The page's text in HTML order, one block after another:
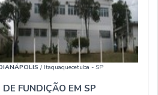
/ Itaquaquecetuba - SP
DE FUNDIÇÃO EM SP